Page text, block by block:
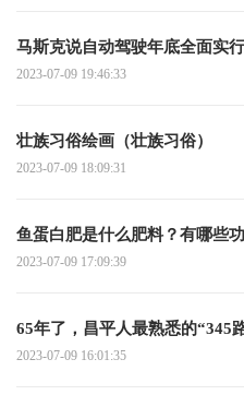
马斯克说自动驾驶年底全面实
2023-07-09 19:46:33
壮族习俗绘画（壮族习俗）
2023-07-09 18:09:31
鱼蛋白肥是什么肥料？有哪些
2023-07-09 17:09:39
65年了，昌平人最熟悉的“345
2023-07-09 16:01:35